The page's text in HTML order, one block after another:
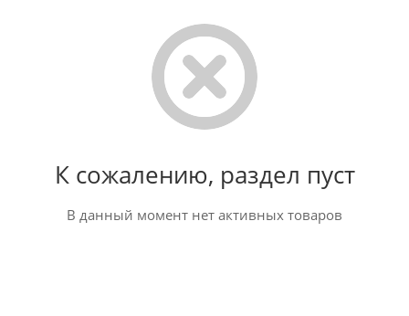
К сожалению, раздел пуст
В данный момент нет активных товаров